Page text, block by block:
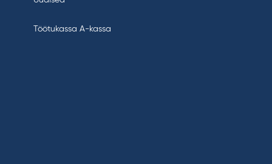
Töötukassa A-kassa